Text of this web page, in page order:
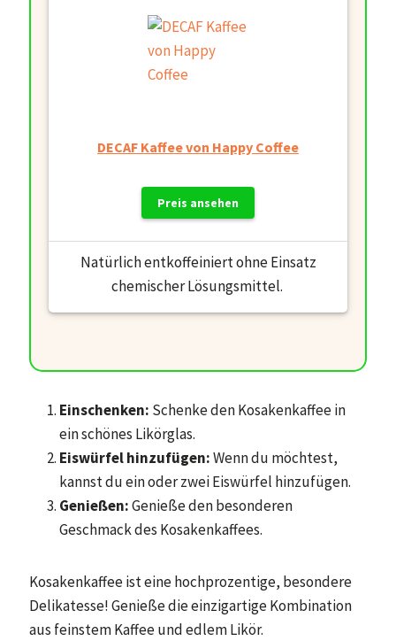
DECAF Kaffee von Happy Coffee
Preis ansehen
Natürlich entkoffeiniert ohne Einsatz
chemischer Lösungsmittel.
Einschenken: Schenke den Kosakenkaffee in
ein schönes Likörglas.
Eiswürfel hinzufügen:Wenn du möchtest,
kannst du ein oder zwei Eiswürfel hinzufügen.
Genießen:Genieße den besonderen
Geschmack des Kosakenkaffees.
Kosakenkaffee ist eine hochprozentige, besondere
Delikatesse! Genieße die einzigartige Kombination
aus feinstem Kaffee und edlem Likör.